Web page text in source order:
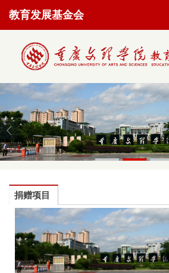
教育发展基金会
捐赠项目